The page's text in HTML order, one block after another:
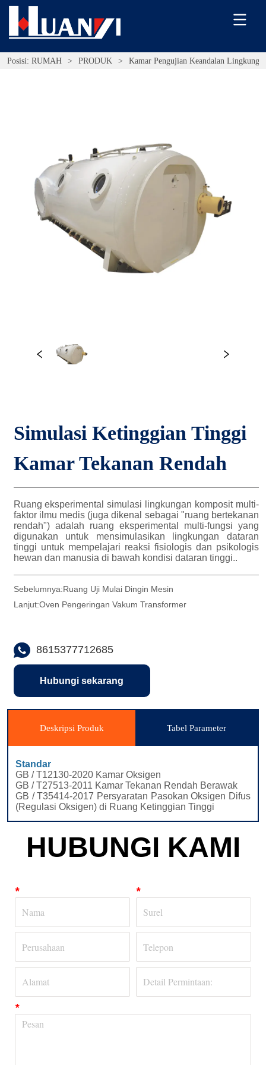
Posisi: RUMAH > PRODUK > Kamar Pengujian Keandalan
Simulasi Ketinggian Tinggi
Kamar Tekanan Rendah
Sebelumnya:Ruang Uji Mulai Dingin Mesin
Lanjut:Oven Pengeringan Vakum Transformer
8615377712685
Hubungi sekarang
Deskripsi Produk Tabel Parameter
HUBUNGI KAMI
* *
*